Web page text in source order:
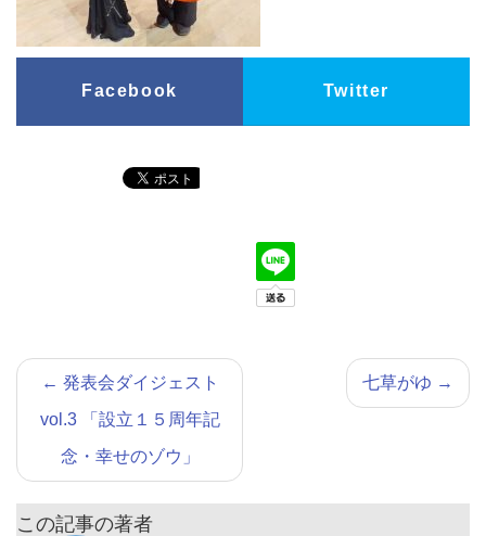
Facebook Twitter
← 発表会ダイジェスト
vol.3 「設立１５周年記
念・幸せのゾウ」
七草がゆ →
この記事の著者